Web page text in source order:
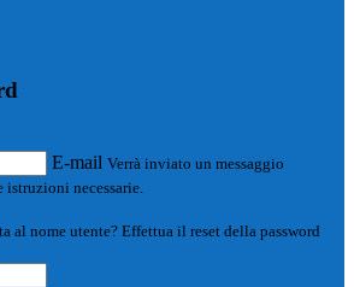
E-mail Verrà inviato un messaggio
necessarie.
al nome utente? Effettua il reset della password